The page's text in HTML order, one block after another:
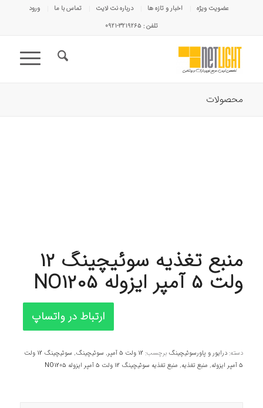
عضویت ویژه اخبار و تازه ها درباره نت لایت تماس با ما
ورود
تلفن : ۳۲۱۹۲۶۵-۰۹۲۱
محصولات
منبع تغذیه سوئیچینگ 12
ولت 5 آمپر ایزوله NO1205
ارتباط در واتساپ
دسته:درایور و پاورسوئیچینگ برچسب: 12 ولت 5 آمپر , سوئیچینگ,
سوئیچینگ 12 ولت
5 آمپر ایزوله
, منبع تغذیه, منبع تغذیه سوئیچینگ 12 ولت 5 آمپر ایزوله NO1205